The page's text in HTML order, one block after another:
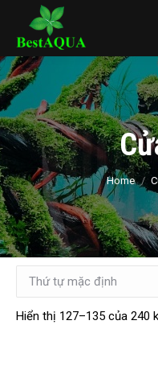
You are
Home
Hiển thị 127–135 của 240